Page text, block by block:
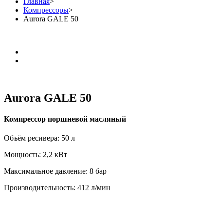
Компрессоры>
Aurora GALE 50
Aurora GALE 50
Компрессор поршневой масляный
Объём ресивера: 50 л
Мощность: 2,2 кВт
Максимальное давление: 8 бар
Производительность: 412 л/мин